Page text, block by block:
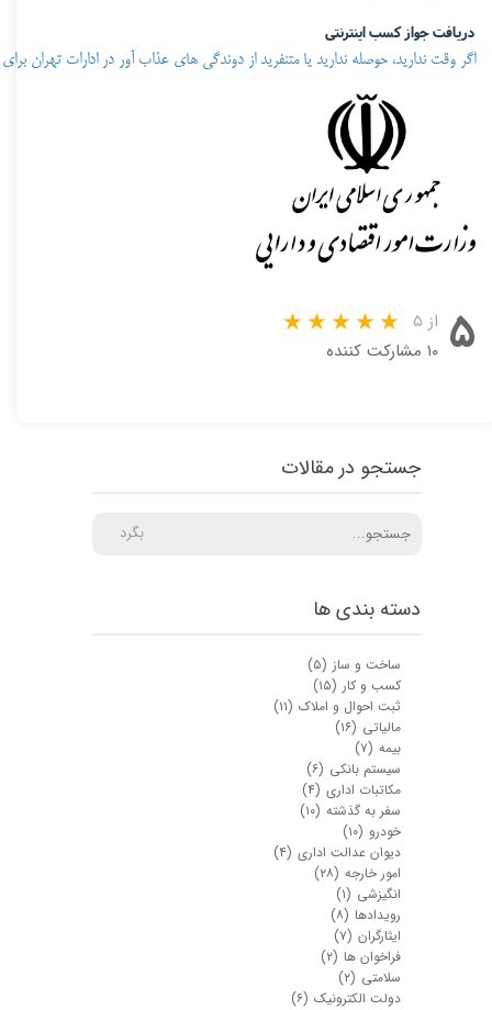
دریافت جواز کسب اینترنتی
اگر وقت ندارید، حوصله ندارید یا متنفرید از دوندگی های عذاب آور در ادارات تهران
۵ از ۵
۱۰ مشارکت کننده
دسته بندی ها
ساخت و ساز (۵)
کسب و کار (۱۵)
ثبت احوال و املاک (۱۱)
مالیاتی (۱۶)
بیمه (۷)
سیستم بانکی (۶)
مکاتبات اداری (۴)
سفر به گذشته (۱۰)
خودرو (۱۰)
دیوان عدالت اداری (۴)
امور خارجه (۲۸)
انگیزشی (۱)
رویدادها (۸)
ایثارگران (۷)
فراخوان ها (۲)
سلامتی (۲)
دولت الکترونیک (۶)
جستجو در مقالات
بگرد